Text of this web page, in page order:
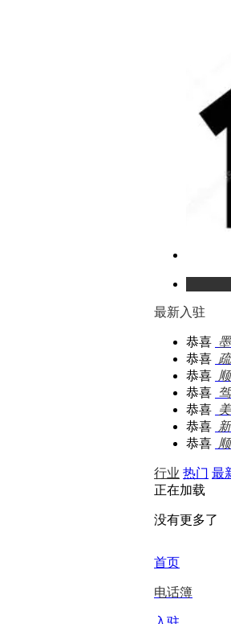
最新入驻
恭喜
恭喜
恭喜
恭喜
恭喜
恭喜
恭喜
行业 热门 最
正在加载
没有更多了
首页
电话簿
刷新